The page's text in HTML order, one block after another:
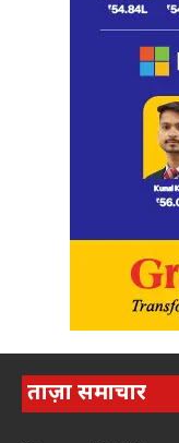
ताज़ा समाचार